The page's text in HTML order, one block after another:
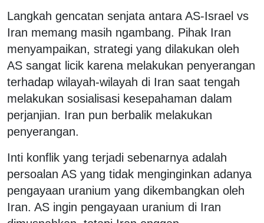
Langkah gencatan senjata antara AS-Israel vs
Iran memang masih ngambang. Pihak Iran
menyampaikan, strategi yang dilakukan oleh
AS sangat licik karena melakukan penyerangan
terhadap wilayah-wilayah di Iran saat tengah
melakukan sosialisasi kesepahaman dalam
perjanjian. Iran pun berbalik melakukan
penyerangan.
Inti konflik yang terjadi sebenarnya adalah
persoalan AS yang tidak menginginkan adanya
pengayaan uranium yang dikembangkan oleh
Iran. AS ingin pengayaan uranium di Iran